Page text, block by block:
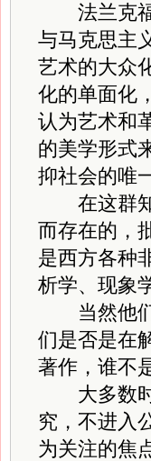
法兰克福
与马克思主
艺术的大众
化的单面化
认为艺术和
的美学形式
抑社会的唯
在这群知
而存在的，
是西方各种
析学、现象
当然他们
们是否是在
著作，谁不
大多数时
究，不进入
为关注的焦